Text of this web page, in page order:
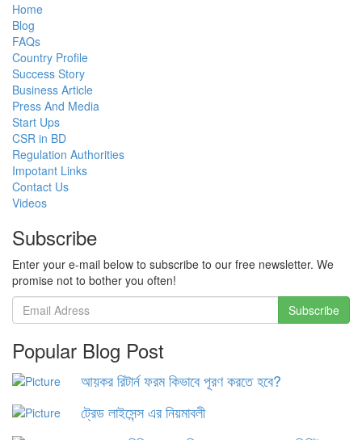
Home
Blog
FAQs
Country Profile
Success Story
Business Article
Press And Media
Start Ups
CSR in BD
Regulation Authorities
Impotant Links
Contact Us
Videos
Subscribe
Enter your e-mail below to subscribe to our free newsletter. We
promise not to bother you often!
Popular Blog Post
আয়কর রিটার্ন ফরম কিভাবে পূরণ করতে হবে?
ট্রেড লাইসেন্স এর নিয়মাবলী